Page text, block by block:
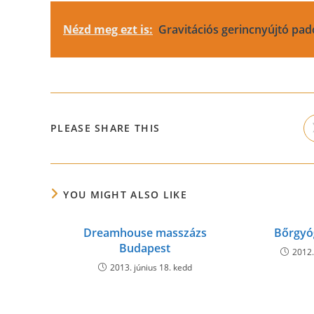
Nézd meg ezt is: Gravitációs gerincnyújtó
PLEASE SHARE THIS
YOU MIGHT ALSO LIKE
Dreamhouse masszázs
Budapest
2013. június 18. kedd